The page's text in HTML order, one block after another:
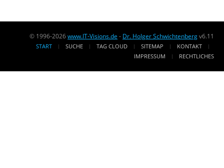
© 1996-2026www.IT-Visions.de - Dr. Holger Schwichtenbergv6.11
START SUCHE TAG CLOUD SITEMAP
KONTAKT
IMPRESSUM
RECHTLICHES